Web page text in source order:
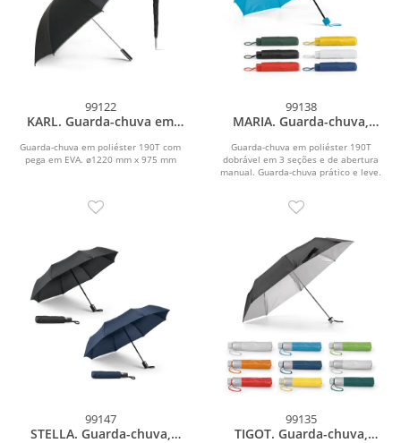
99122
KARL. Guarda-chuva em
Guarda-chuva em poliéster 190T com
pega em EVA. ø1220 mm x 975 mm
99138
MARIA. Guarda-chuva,
Guarda-chuva em poliéster 190T
dobrável em 3 seções e de abertura
manual. Guarda-chuva prático e leve.
99147
STELLA. Guarda-chuva,
99135
TIGOT. Guarda-chuva,